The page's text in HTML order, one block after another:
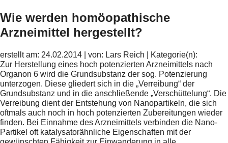
Wie werden homöopathische
Arzneimittel hergestellt?
erstellt am: 24.02.2014 | von: Lars Reich | Kategorie(n):
Zur Herstellung eines hoch potenzierten Arzneimittels nach
Organon 6 wird die Grundsubstanz der sog. Potenzierung
unterzogen. Diese gliedert sich in die „Verreibung“ der
Grundsubstanz und in die anschließende „Verschüttelung“. Die
Verreibung dient der Entstehung von Nanopartikeln, die sich
oftmals auch noch in hoch potenzierten Zubereitungen wieder
finden. Bei Einnahme des Arzneimittels verbinden die Nano-
Partikel oft katalysatorähnliche Eigenschaften mit der